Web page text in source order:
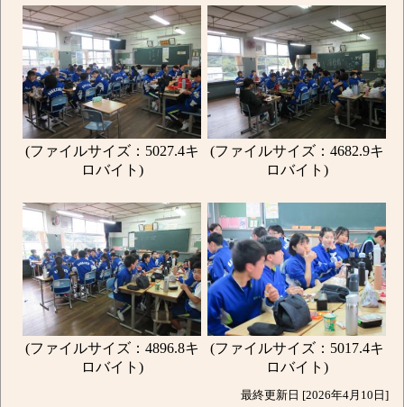
(ファイルサイズ：5027.4キ
ロバイト)
(ファイルサイズ：4682.9キ
ロバイト)
(ファイルサイズ：4896.8キ
ロバイト)
(ファイルサイズ：5017.4キ
ロバイト)
最終更新日 [2026年4月10日]